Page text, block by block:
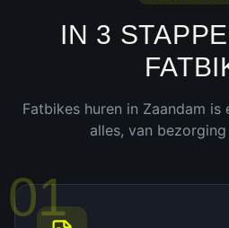
IN 3
Fatbikes huren in Zaandam is
alles, van
01